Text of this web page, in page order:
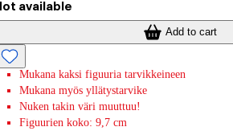
available
Add to cart
Mukana kaksi figuuria tarvikkeineen
Mukana myös yllätystarvike
Nuken takin väri muuttuu!
Figuurien koko: 9,7 cm